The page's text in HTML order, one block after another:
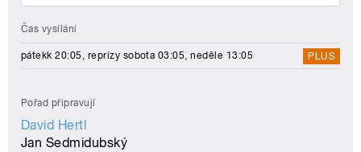
Čas vysílání
pátekk 20:05, reprízy sobota 03:05, neděle 13:05 PLUS
Pořad připravují
David Hertl
Jan Sedmidubský